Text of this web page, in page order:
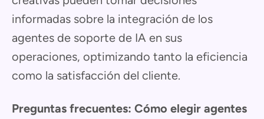
informadas sobre la integración de los
agentes de soporte de IA en sus
operaciones, optimizando tanto la eficiencia
como la satisfacción del cliente.
Preguntas frecuentes: Cómo elegir agentes